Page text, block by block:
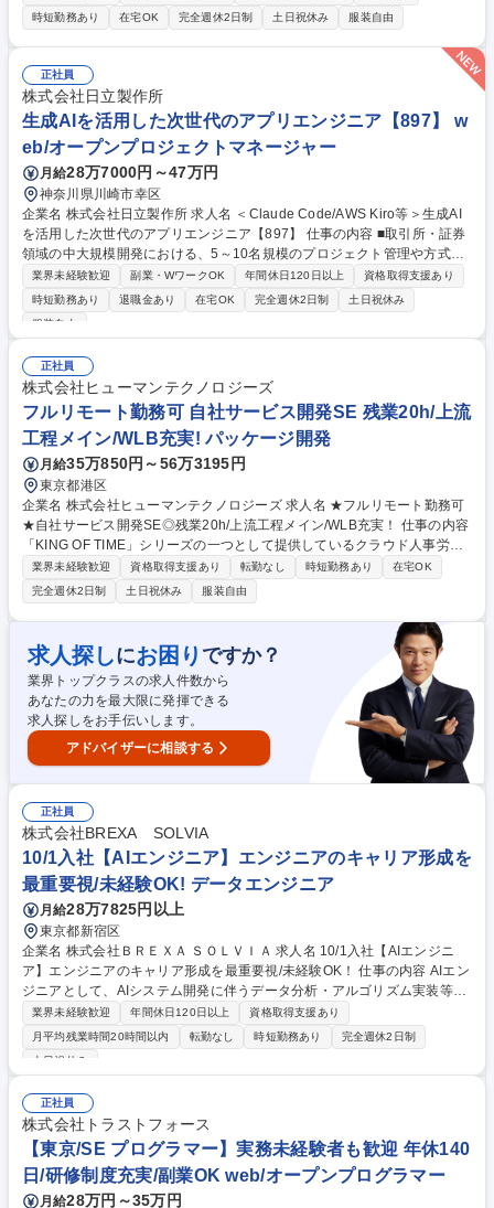
データパイプラインの開発、運用を担当いただきます。 検索エンジンと組
み合わせ、機械学習エンジニアと協業した高度な配信ロジックを、大規模
トラフィックに適用可能なレコメンドシステム・データパイプラインの構
築を担当いただきます。 ■新規機能開発及び既存機能の改善における開発
業務全般■サービス相談受け付け、ニーズ汲み取り、施策提案■サービス向
け環境構築/システム運用■設計レビュー・コードレビューを通じた品質の
担保/アーキテクチャ改善といったプロダクト改善 募集職種 【バックエン
ドエンジニア(レコメンド領域) / Yahoo!メディアサービス】大阪
時短勤務あり
在宅OK 完全週休2日制 土日祝休み 服装自由
正社員
株式会社日立製作所
生成AIを活用した次世代のアプリエンジニア【897】 w
eb/オープンプロジェクトマネージャー
月給28万7000円～47万円
神奈川県川崎市幸区
企業名 株式会社日立製作所 求人名 ＜Claude Code/AWS Kiro等＞生成AI
を活用した次世代のアプリエンジニア【897】 仕事の内容 ■取引所・証券
領域の中大規模開発における、5～10名規模のプロジェクト管理や方式設
計、CI/CD構築をお任せ。さらに生成AI等の新技術を用いた「次世代の開
発スタイル」の確立や導入推進を担います。 要件定義から検証まで一気通
貫で実行しつつ、開発の取りまとめ役として工程やパートナーの進捗を管
し、コード生成・設計支援・自動テスト等の導入による開発プロセスの高
度化・生産性向上を主体的に推進。新技術の検証（PoC）から実案件への
適用までをリードし、現場の変革を牽引する新たな開発のあり方を共に創
り上げます。 募集職種 ＜Claude Code/AWS Kiro等＞生成AIを活用した次
世代のアプリエンジニア【897】
業界未経験歓迎 副業・WワークOK 年間休日120日以上
資格取得支援あり
時短勤務あり
退職金あり 在宅OK 完全週休2日制
土日祝休み
服装自由
正社員
株式会社ヒューマンテクノロジーズ
フルリモート勤務可 自社サービス開発SE 残業20h/上流
工程メイン/WLB充実! パッケージ開発
月給35万850円～56万3195円
東京都港区
企業名 株式会社ヒューマンテクノロジーズ 求人名 ★フルリモート勤務可
★自社サービス開発SE◎残業20h/上流工程メイン/WLB充実！ 仕事の内容
「KING OF TIME」シリーズの一つとして提供しているクラウド人事労務
システム「KING OF TIME 人事労務」の要求事項から開発要件への落とし
込み/社内調整/開発業務等,上流工程をメインで担当いただきます！ 【詳
細】■当社開発案件の要求事項から開発要件へ落とし込む工程(開発要件の
作成は英語で行います) ■要件に対する開発チームとの調整/Q&A対応 ■機
能追加案件のバックエンド・フロントエンド開発 ■カスタマーサポートか
らの技術的な問い合わせへの回答 ■他メンバーが開発した機能のテスト・
品質保証 ■開発要望を分析し,開発仕様を策定 ■開発仕様書の日本語版と英
語版の用意 ■海外エンジニアと協力して開発作業 募集職種 ★フルリモー
ト勤務可★自社サービス開発SE◎残業20h/上流工程メイン/WLB充実！
業界未経験歓迎 資格取得支援あり 転勤なし 時短勤務あり
在宅OK
完全週休2日制
土日祝休み 服装自由
求人探しにお困り ですか？
業界トップクラスの求人件数から
あなたの力を最大限に発揮できる
求人探しをお手伝いします。
アドバイザーに相談する
正社員
株式会社BREXA SOLVIA
10/1入社【AIエンジニア】エンジニアのキャリア形成を
最重要視/未経験OK! データエンジニア
月給28万7825円以上
東京都新宿区
企業名 株式会社ＢＲＥＸＡ ＳＯＬＶＩＡ 求人名 10/1入社【AIエンジニ
ア】エンジニアのキャリア形成を最重要視/未経験OK！ 仕事の内容 AIエン
ジニアとして、AIシステム開発に伴うデータ分析・アルゴリズム実装等を
お任せします。入社後3ヶ月間の機械学習研修で知識を習得いただき、
様々なクライアント先でご活躍いただきます。 【プロジェクト例】 ■画像
の欠陥検出アルゴリズム ■エンターテイメント企業のユーザー分析 ■大学
果予測モデルの構築 ■決済サービスにおける顧客データ分析 ■AIベンダー
での各業界に特化した機械学習モデル実装 等 ※変更の範囲：会社の定め
る業務 募集職種 10/1入社【AIエンジニア】エンジニアのキャリア形成を
最重要視/未経験OK！
業界未経験歓迎 年間休日120日以上
資格取得支援あり
月平均残業時間20時間以内
転勤なし 時短勤務あり
完全週休2日制
土日祝休み
正社員
株式会社トラストフォース
【東京/SE プログラマー】実務未経験者も歓迎 年休140
日/研修制度充実/副業OK web/オープンプログラマー
月給28万円～35万円